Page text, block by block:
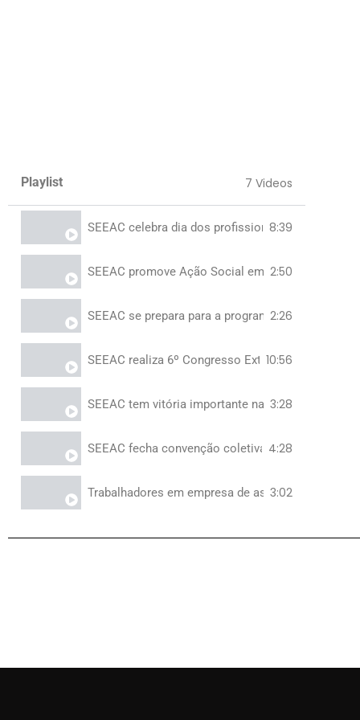
Playlist 7 Videos
SEEAC celebra dia dos profissionais da limpeza
8:39
SEEAC promove Ação Social em programação do
2:50
SEEAC se prepara para a programação para o dia
2:26
SEEAC realiza 6º Congresso Extraordinário
10:56
SEEAC tem vitória importante na Câmara dos
3:28
SEEAC fecha convenção coletiva nas empresas
4:28
Trabalhadores em empresa de asseio e
3:02